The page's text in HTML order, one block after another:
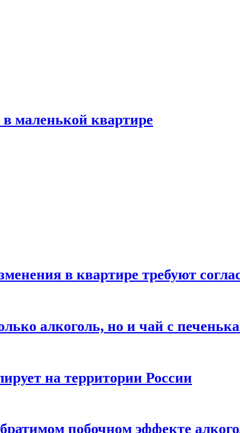
маленькой квартире
в квартире требуют
алкоголь, но и чай с
на территории России
побочном эффекте